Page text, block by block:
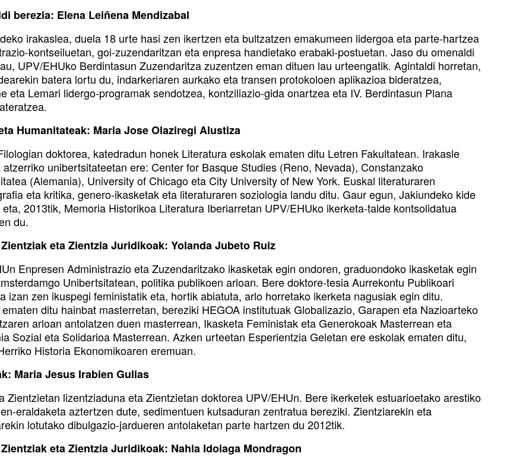
berezia: Elena Leiñena Mendizabal
irakaslea, duela 18 urte hasi zen ikertzen eta bultzatzen emakumeen lidergoa eta parte-hartzea
kontseiluetan, goi-zuzendaritzan eta enpresa handietako erabaki-postuetan. Jaso du omenaldi
UPV/EHUko Berdintasun Zuzendaritza zuzentzen eman dituen lau urteengatik. Agintaldi horretan,
batera lortu du, indarkeriaren aurkako eta transen protokoloen aplikazioa bideratzea,
eta Lemari lidergo-programak sendotzea, kontziliazio-gida onartzea eta IV. Berdintasun Plana
Humanitateak: Maria Jose Olaziregi Alustiza
doktorea, katedradun honek Literatura eskolak ematen ditu Letren Fakultatean. Irakasle
atzerriko unibertsitateetan ere: Center for Basque Studies (Reno, Nevada), Constanzako
(Alemania), University of Chicago eta City University of New York. Euskal literaturaren
eta kritika, genero-ikasketak eta literaturaren soziologia landu ditu. Gaur egun, Jakiundeko kide
2013tik, Memoria Historikoa Literatura Iberiarretan UPV/EHUko ikerketa-talde kontsolidatua
du.
eta Zientzia Juridikoak: Yolanda Jubeto Ruiz
Enpresen Administrazio eta Zuzendaritzako ikasketak egin ondoren, graduondoko ikasketak egin
Unibertsitatean, politika publikoen arloan. Bere doktore-tesia Aurrekontu Publikoari
izan zen ikuspegi feministatik eta, hortik abiatuta, arlo horretako ikerketa nagusiak egin ditu.
ditu hainbat masterretan, bereziki HEGOA institutuak Globalizazio, Garapen eta Nazioarteko
arloan antolatzen duen masterrean, Ikasketa Feministak eta Generokoak Masterrean eta
Sozial eta Solidarioa Masterrean. Azken urteetan Esperientzia Geletan ere eskolak ematen ditu,
Historia Ekonomikoaren eremuan.
Maria Jesus Irabien Gulias
Zientzietan lizentziaduna eta Zientzietan doktorea UPV/EHUn. Bere ikerketek estuarioetako arestiko
eraldaketa aztertzen dute, sedimentuen kutsaduran zentratua bereziki. Zientziarekin eta
lotutako dibulgazio-jardueren antolaketan parte hartzen du 2012tik.
eta Zientzia Juridikoak: Nahia Idoiaga Mondragon